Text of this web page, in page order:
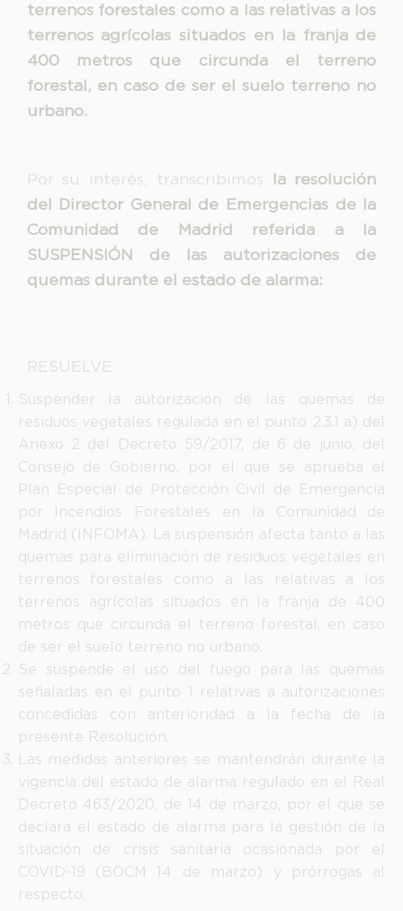
terrenos forestales como a las relativas a los
terrenos agrícolas situados en la franja de
400 metros que circunda el terreno
forestal, en caso de ser el suelo terreno no
urbano.
Por su interés, transcribimos
la resolución
del Director General de Emergencias de la
Comunidad de Madrid referida a la
SUSPENSIÓN de las autorizaciones de
quemas durante el estado de alarma:
RESUELVE
Suspender la autorización de las quemas de
residuos vegetales regulada en el punto 2.3.1 a) del
Anexo 2 del Decreto 59/2017, de 6 de junio, del
Consejo de Gobierno, por el que se aprueba el
Plan Especial de Protección Civil de Emergencia
por Incendios Forestales en la Comunidad de
Madrid (INFOMA). La suspensión afecta tanto a las
quemas para eliminación de residuos vegetales en
terrenos forestales como a las relativas a los
terrenos agrícolas situados en la franja de 400
metros que circunda el terreno forestal, en caso
de ser el suelo terreno no urbano.
Se suspende el uso del fuego para las quemas
señaladas en el punto 1 relativas a autorizaciones
concedidas con anterioridad a la fecha de la
presente Resolución.
Las medidas anteriores se mantendrán durante la
vigencia del estado de alarma regulado en el Real
Decreto 463/2020, de 14 de marzo, por el que se
declara el estado de alarma para la gestión de la
situación de crisis sanitaria ocasionada por el
COVID-19 (BOCM 14 de marzo) y prórrogas al
respecto.